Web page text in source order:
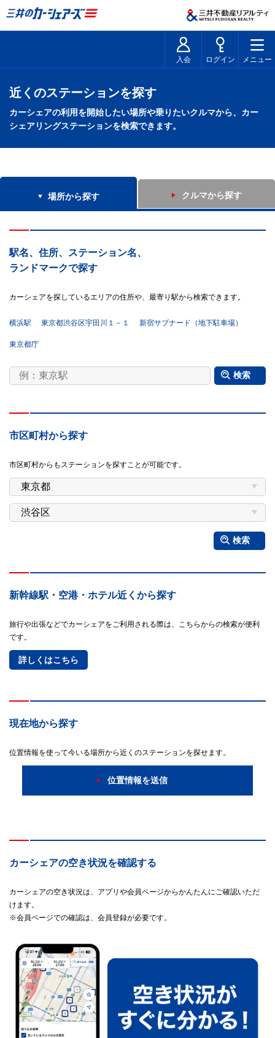
入会 ログイン メニュー
近くのステーションを探す
カーシェアの利用を開始したい場所や乗りたいクルマから、カー
シェアリングステーションを検索できます。
場所から探す クルマから探す
駅名、住所、ステーション名、
ランドマークで探す
カーシェアを探しているエリアの住所や、最寄り駅から検索できます。
横浜駅 東京都渋谷区宇田川１－１ 新宿サブナード（地下駐車場）
東京都庁
検索
市区町村から探す
市区町村からもステーションを探すことが可能です。
検索
新幹線駅・空港・ホテル近くから探す
旅行や出張などでカーシェアをご利用される際は、こちらからの検索が便利
です。
詳しくはこちら
現在地から探す
位置情報を使って今いる場所から近くのステーションを探せます。
位置情報を送信
カーシェアの空き状況を確認する
カーシェアの空き状況は、アプリや会員ページからかんたんにご確認いただ
けます。
※会員ページでの確認は、会員登録が必要です。